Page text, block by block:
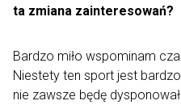
ta zmiana zainteresowań?
Bardzo miło wspominam
Niestety ten sport jest
nie zawsze będę